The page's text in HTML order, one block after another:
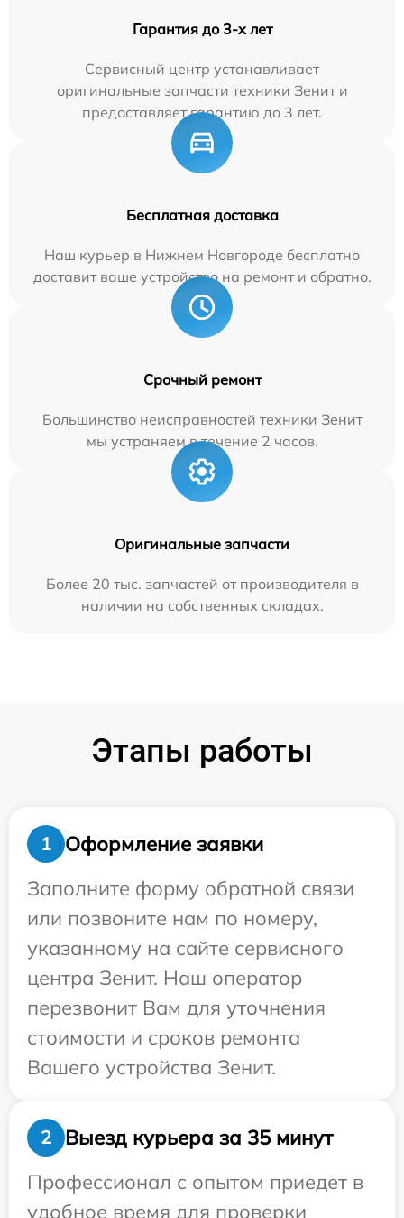
Гарантия до 3-х лет
Сервисный центр устанавливает
оригинальные запчасти техники Зенит и
предоставляет гарантию до 3 лет.
Бесплатная доставка
Наш курьер в Нижнем Новгороде бесплатно
доставит ваше устройство на ремонт и обратно.
Срочный ремонт
Большинство неисправностей техники Зенит
мы устраняем в течение 2 часов.
Оригинальные запчасти
Более 20 тыс. запчастей от производителя в
наличии на собственных складах.
Этапы работы
1
Оформление заявки
Заполните форму обратной связи
или позвоните нам по номеру,
указанному на сайте сервисного
центра Зенит. Наш оператор
перезвонит Вам для уточнения
стоимости и сроков ремонта
Вашего устройства Зенит.
2
Выезд курьера за 35 минут
Профессионал с опытом приедет в
удобное время для проверки